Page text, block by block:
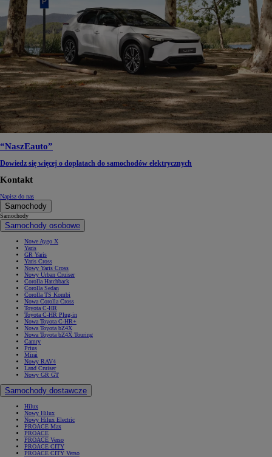
“NaszEauto”
Dowiedz się więcej o dopłatach do samochodów elektrycznych
Kontakt
Napisz do nas
Samochody
Samochody
Samochody osobowe
Nowe Aygo X
Yaris
GR Yaris
Yaris Cross
Nowy Yaris Cross
Nowy Urban Cruiser
Corolla Hatchback
Corolla Sedan
Corolla TS Kombi
Nowa Corolla Cross
Toyota C-HR
Toyota C-HR Plug-in
Nowa Toyota C-HR+
Nowa Toyota bZ4X
Nowa Toyota bZ4X Touring
Camry
Prius
Mirai
Nowy RAV4
Land Cruiser
Nowy GR GT
Samochody dostawcze
Hilux
Nowy Hilux
Nowy Hilux Electric
PROACE Max
PROACE
PROACE Verso
PROACE CITY
PROACE CITY Verso